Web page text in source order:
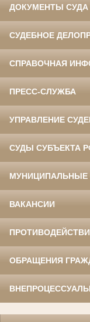
ДОКУМЕНТЫ СУДА
СУДЕБНОЕ
СПРАВОЧНАЯ
ПРЕСС-СЛУЖБА
УПРАВЛЕНИЕ
СУДЫ СУБЪЕКТА
МУНИЦИПАЛЬНЫЕ
ВАКАНСИИ
ОБРАЩЕНИЯ